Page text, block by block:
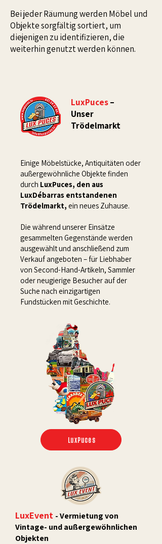
Bei jeder Räumung werden Möbel und
Objekte sorgfältig sortiert, um
diejenigen zu identifizieren, die
weiterhin genutzt werden können.
LuxPuces–
Unser
Trödelmarkt
Einige Möbelstücke, Antiquitäten oder
außergewöhnliche Objekte finden
durch LuxPuces, den aus
LuxDébarras entstandenen
Trödelmarkt, ein neues Zuhause.
Die während unserer Einsätze
gesammelten Gegenstände werden
ausgewählt und anschließend zum
Verkauf angeboten – für Liebhaber
von Second-Hand-Artikeln, Sammler
oder neugierige Besucher auf der
Suche nach einzigartigen
Fundstücken mit Geschichte.
LuxPuces
LuxEvent - Vermietung von
Vintage- und außergewöhnlichen
Objekten